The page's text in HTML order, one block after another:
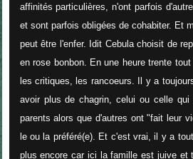
affinités particulières, n'ont parfois
et sont parfois obligées de cohabiter. Et
peut être l'enfer. Idit Cebula choisit de
en rose bonbon. En une heure trente
les critiques, les rancoeurs. Il y a
avoir plus de chagrin, celui ou celle
parents alors que d'autres ont "fait leur
le ou la préféré(e). Et c'est vrai, il y a
plus encore car ici la famille est juive et